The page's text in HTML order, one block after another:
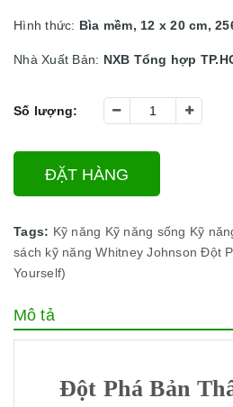
Hình thức: Bìa mềm, 12 x 20 cm,
Nhà Xuất Bản: NXB Tổng hợp
Số lượng:
ĐẶT HÀNG
Tags: Kỹ năng Kỹ năng sống Kỹ
sách kỹ năng Whitney Johnson Đột
Yourself)
Mô tả
Đột Phá Bản